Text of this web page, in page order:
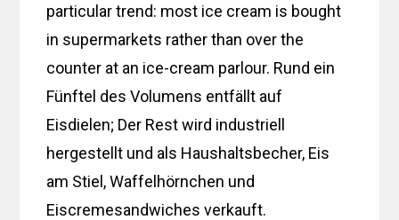
particular trend: most ice cream is bought
in supermarkets rather than over the
counter at an ice-cream parlour. Rund ein
Fünftel des Volumens entfällt auf
Eisdielen; Der Rest wird industriell
hergestellt und als Haushaltsbecher, Eis
am Stiel, Waffelhörnchen und
Eiscremesandwiches verkauft.